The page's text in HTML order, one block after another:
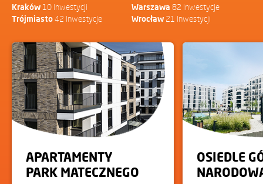
Kraków10 Inwestycji Warszawa 82 Inwestycje
Trójmiasto42 Inwestycje Wrocław21 Inwestycji
APARTAMENTY
PARK MATECZNEGO
OSIEDLE